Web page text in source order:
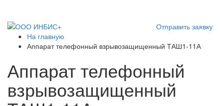
Отправить заявку
На главную
Аппарат телефонный взрывозащищенный ТАШ1-11А
Аппарат телефонный
взрывозащищенный